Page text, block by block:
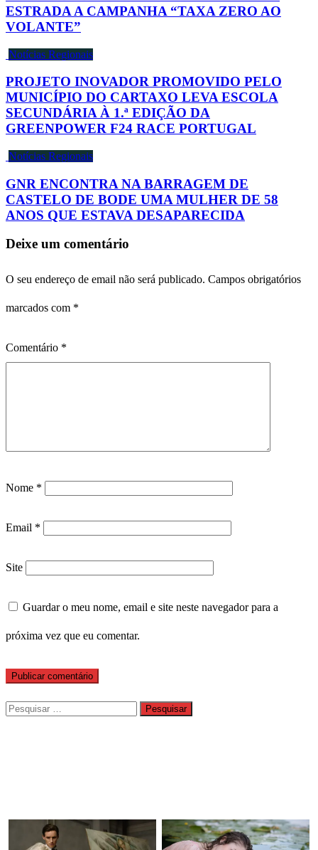
ESTRADA A CAMPANHA “TAXA ZERO AO
VOLANTE”
Notícias Regionais
PROJETO INOVADOR PROMOVIDO PELO
MUNICÍPIO DO CARTAXO LEVA ESCOLA
SECUNDÁRIA À 1.ª EDIÇÃO DA
GREENPOWER F24 RACE PORTUGAL
Notícias Regionais
GNR ENCONTRA NA BARRAGEM DE
CASTELO DE BODE UMA MULHER DE 58
ANOS QUE ESTAVA DESAPARECIDA
Deixe um comentário
O seu endereço de email não será publicado. Campos obrigatórios
marcados com *
Comentário *
Nome *
Email *
Site
Guardar o meu nome, email e site neste navegador para a
próxima vez que eu comentar.
Pesquisar
por: